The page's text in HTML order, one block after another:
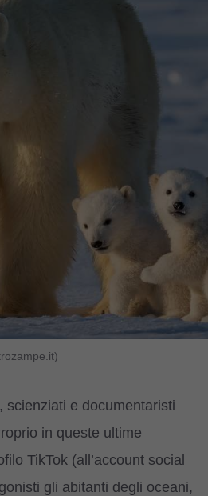
scienziati e documentaristi
in queste ultime
TikTok (all’account social
gli abitanti degli oceani,